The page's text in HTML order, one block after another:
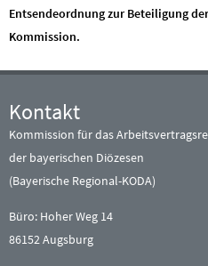
Entsendeordnung zur Beteiligung
Kommission.
Kontakt
Kommission für das
der bayerischen Diözesen
(Bayerische Regional-KODA)
Büro: Hoher Weg 14
86152 Augsburg